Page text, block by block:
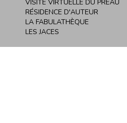
VISITE VIRTUELLE DU PRÉAU
RÉSIDENCE D'AUTEUR
LA FABULATHÈQUE
LES JACES